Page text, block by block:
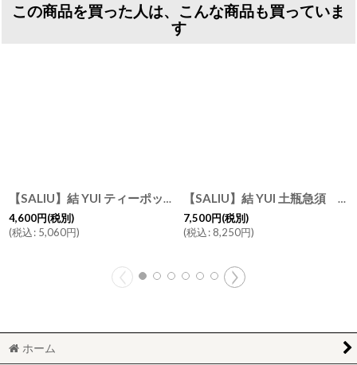
この商品を買った人は、こんな商品も買っていま
す
【SALIU】結 YUI ティーポット ３３０ml 紅茶のための茶器 急須 陶器 日本製 美濃焼
4,600円(税別)
(税込: 5,060円)
【SALIU】結 YUI 土瓶急須 600ml 急須 美濃焼 日本製 白 黒 灰 ホワイト ブラック グレー Nature Ave.限定 桜 ピンク
7,500円(税別)
(税込: 8,250円)
ホーム